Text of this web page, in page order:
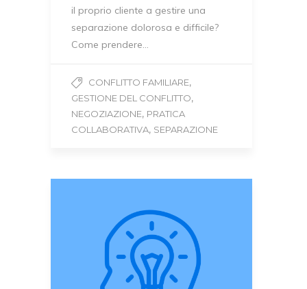
il proprio cliente a gestire una
separazione dolorosa e difficile?
Come prendere…
CONFLITTO FAMILIARE,
GESTIONE DEL CONFLITTO,
NEGOZIAZIONE, PRATICA
COLLABORATIVA, SEPARAZIONE